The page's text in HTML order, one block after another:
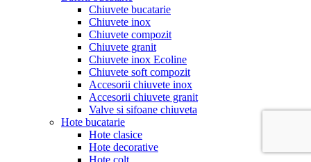
Chiuvete bucatarie
Chiuvete inox
Chiuvete compozit
Chiuvete granit
Chiuvete inox Ecoline
Chiuvete soft compozit
Accesorii chiuvete inox
Accesorii chiuvete granit
Valve si sifoane chiuveta
Hote bucatarie
Hote clasice
Hote decorative
Hote colt